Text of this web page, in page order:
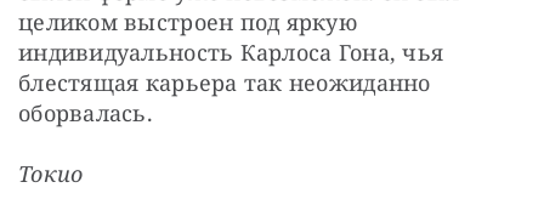
целиком выстроен под яркую
индивидуальность Карлоса Гона, чья
блестящая карьера так неожиданно
оборвалась.
Токио